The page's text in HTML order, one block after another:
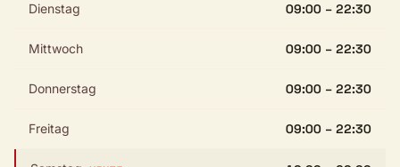
Dienstag 09:00 – 22:30
Mittwoch 09:00 – 22:30
Donnerstag 09:00 – 22:30
Freitag 09:00 – 22:30